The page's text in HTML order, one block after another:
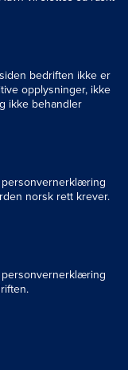
bedriften ikke er
opplysninger, ikke
ikke behandler
personvernerklæring
norsk rett krever.
personvernerklæring